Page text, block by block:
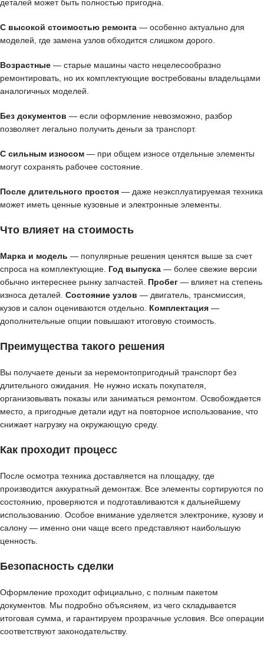
деталей может быть полностью пригодна.
С высокой стоимостью ремонта — особенно актуально для
моделей, где замена узлов обходится слишком дорого.
Возрастные — старые машины часто нецелесообразно
ремонтировать, но их комплектующие востребованы владельцами
аналогичных моделей.
Без документов — если оформление невозможно, разбор
позволяет легально получить деньги за транспорт.
С сильным износом — при общем износе отдельные элементы
могут сохранять рабочее состояние.
После длительного простоя — даже неэксплуатируемая техника
может иметь ценные кузовные и электронные элементы.
Что влияет на стоимость
Марка и модель — популярные решения ценятся выше за счет
спроса на комплектующие. Год выпуска — более свежие версии
обычно интереснее рынку запчастей. Пробег — влияет на степень
износа деталей. Состояние узлов — двигатель, трансмиссия,
кузов и салон оцениваются отдельно. Комплектация —
дополнительные опции повышают итоговую стоимость.
Преимущества такого решения
Вы получаете деньги за неремонтопригодный транспорт без
длительного ожидания. Не нужно искать покупателя,
организовывать показы или заниматься ремонтом. Освобождается
место, а пригодные детали идут на повторное использование, что
снижает нагрузку на окружающую среду.
Как проходит процесс
После осмотра техника доставляется на площадку, где
производится аккуратный демонтаж. Все элементы сортируются по
состоянию, проверяются и подготавливаются к дальнейшему
использованию. Особое внимание уделяется электронике, кузову и
салону — именно они чаще всего представляют наибольшую
ценность.
Безопасность сделки
Оформление проходит официально, с полным пакетом
документов. Мы подробно объясняем, из чего складывается
итоговая сумма, и гарантируем прозрачные условия. Все операции
соответствуют законодательству.